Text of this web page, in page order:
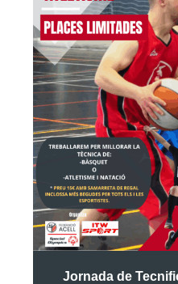
Jornada de